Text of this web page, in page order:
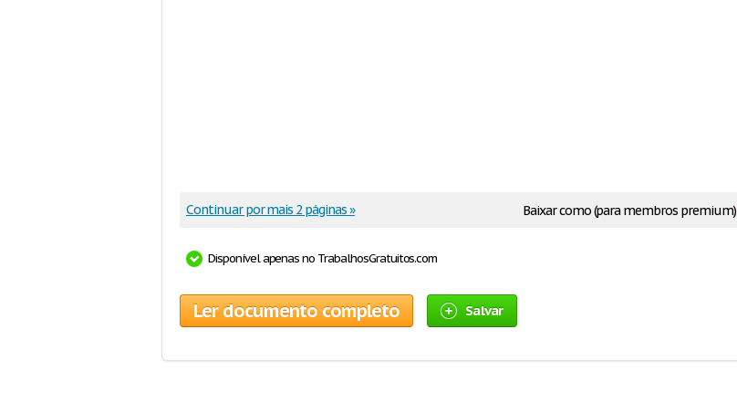
Baixar como (para membros premium)
Continuar por mais 2 páginas »
Disponível apenas no TrabalhosGratuitos.com
Ler documento completo Salvar